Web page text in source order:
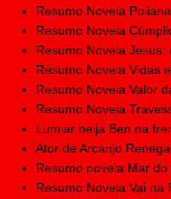
Resumo Novela
Resumo Novela
Resumo Novela Jesus:
Resumo Novela Vidas
Resumo Novela Valor
Resumo Novela
Lumiar beija Ben na
Ator de Arcanjo
Resumo novela Mar do
Resumo Novela Vai na